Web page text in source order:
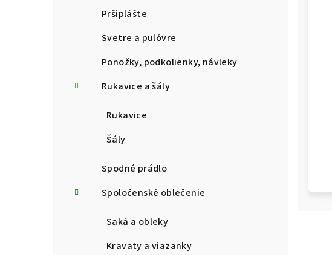
Pršiplášte
Svetre a pulóvre
Ponožky, podkolienky, návleky
Rukavice a šály
Rukavice
Šály
Spodné prádlo
Spoločenské oblečenie
Saká a obleky
Kravaty a viazanky